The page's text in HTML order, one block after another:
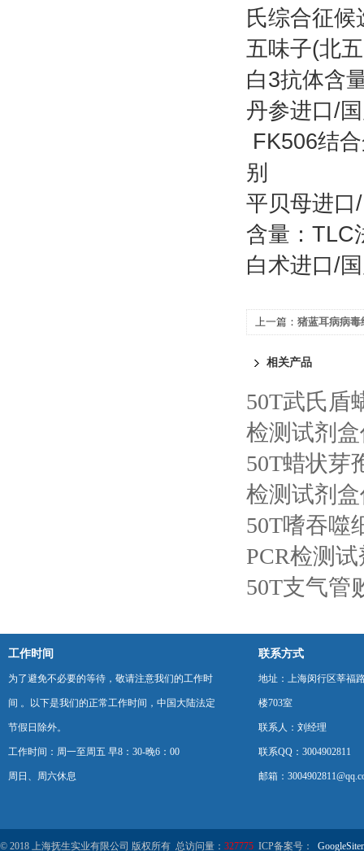
氏综合征
五味子(北
白3抗体含
丹参进口/
FK506结
别
平贝母进
含量：TLC
白术进口/
上一篇： 猪蓝耳病病毒
相关产品
50T武氏盾
检测试剂
50T蜡状芽
检测试剂
50T嗜吞噬
PCR检测
50T支气管
工作时间
为了避免不必要的等待，敬请注意我们的工作时
间 。以下是我们的正常工作时间，中国大陆法定
节假日除外。
工作时间：周一至周五 早8：30-晚6：00
周日、周六休息
联系方式
地址：上海闵行区莘福
楼703室
联系人：刘经理
联系QQ：3004902811
邮箱：
© 2018 上海抚生实业有限公司 版权所有 总访问量： 327775 ICP备案号：